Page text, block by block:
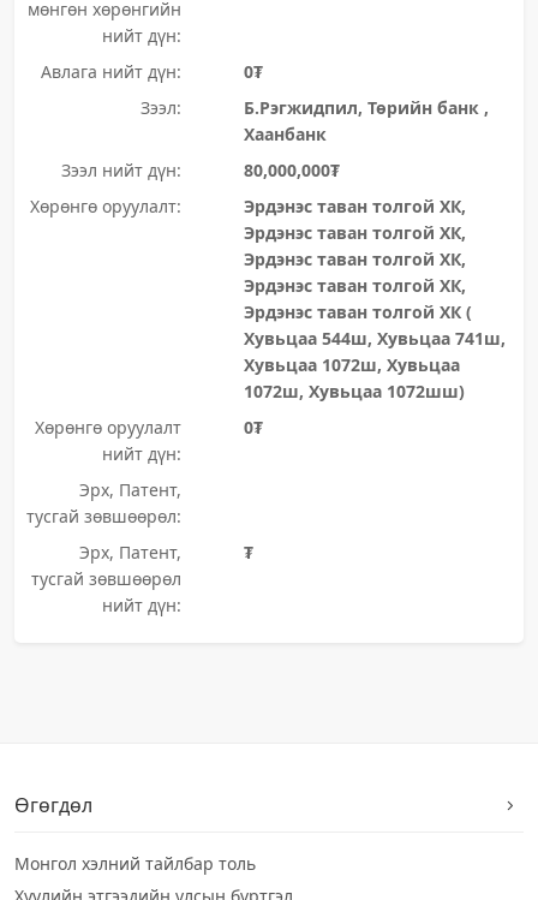
мөнгөн хөрөнгийн
нийт дүн:
Авлага нийт дүн:
0₮
Зээл:
Б.Рэгжидпил, Төрийн банк ,
Хаанбанк
Зээл нийт дүн:
80,000,000₮
Хөрөнгө оруулалт:
Эрдэнэс таван толгой ХК,
Эрдэнэс таван толгой ХК,
Эрдэнэс таван толгой ХК,
Эрдэнэс таван толгой ХК,
Эрдэнэс таван толгой ХК (
Хувьцаа 544ш, Хувьцаа 741ш,
Хувьцаа 1072ш, Хувьцаа
1072ш, Хувьцаа 1072шш)
Хөрөнгө оруулалт
нийт дүн:
0₮
Эрх, Патент,
тусгай зөвшөөрөл:
Эрх, Патент,
тусгай зөвшөөрөл
нийт дүн:
₮
Өгөгдөл
Монгол хэлний тайлбар толь